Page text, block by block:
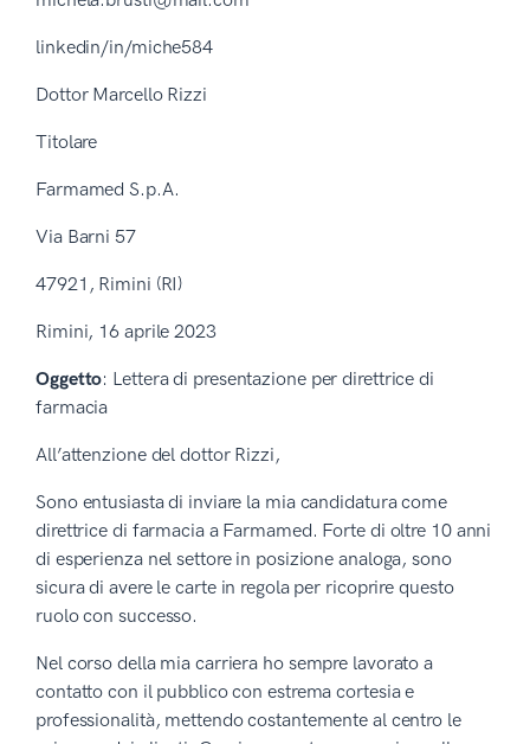
linkedin/in/miche584
Dottor Marcello Rizzi
Titolare
Farmamed S.p.A.
Via Barni 57
47921, Rimini (RI)
Rimini, 16 aprile 2023
Oggetto: Lettera di presentazione per direttrice di
farmacia
All’attenzione del dottor Rizzi,
Sono entusiasta di inviare la mia candidatura come
direttrice di farmacia a Farmamed. Forte di oltre 10 anni
di esperienza nel settore in posizione analoga, sono
sicura di avere le carte in regola per ricoprire questo
ruolo con successo.
Nel corso della mia carriera ho sempre lavorato a
contatto con il pubblico con estrema cortesia e
professionalità, mettendo costantemente al centro le